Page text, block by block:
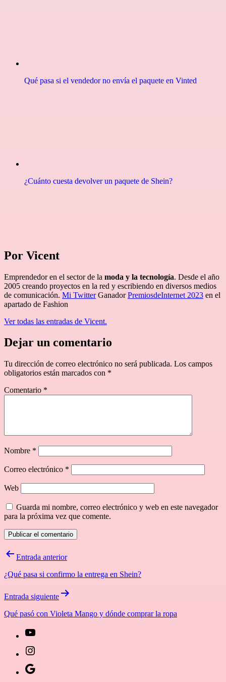
Qué pasa si el vendedor no envía el paquete en Vinted
¿Cuánto cuesta devolver un paquete de Shein?
Por Vicent
Emprendedor en el sector de la moda y la tecnología. Desde el año
2005 creando proyectos en la red y escribiendo en diversos medios
de comunicación. Mi TwitterGanadorPremiosdeInternet 2023 en el
apartado de Fashion
Ver todas las entradas de Vicent.
Dejar un comentario
Tu dirección de correo electrónico no será publicada. Los campos
obligatorios están marcados con *
Comentario *
Nombre *
Correo electrónico *
Web
Guarda mi nombre, correo electrónico y web en este navegador
para la próxima vez que comente.
Navegación
entradas
Entrada anterior
¿Qué pasa si confirmo la entrega en Shein?
Entrada siguiente
Qué pasó con Violeta Mango y dónde comprar la ropa